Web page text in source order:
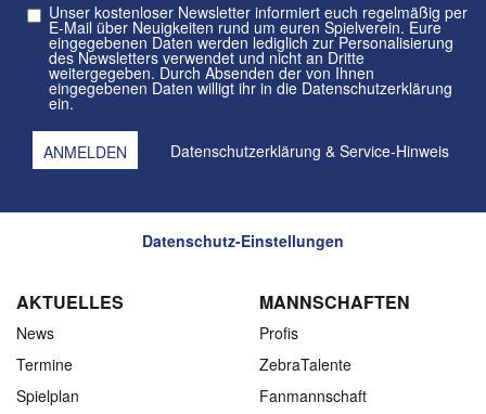
Unser kostenloser Newsletter informiert euch regelmäßig per
E-Mail über Neuigkeiten rund um euren Spielverein. Eure
eingegebenen Daten werden lediglich zur Personalisierung
des Newsletters verwendet und nicht an Dritte
weitergegeben. Durch Absenden der von Ihnen
eingegebenen Daten willigt ihr in die Datenschutzerklärung
ein.
Datenschutzerklärung & Service-Hinweis
Datenschutz-Einstellungen
AKTUELLES
News
Termine
Spielplan
MANNSCHAFTEN
Profis
ZebraTalente
Fanmannschaft